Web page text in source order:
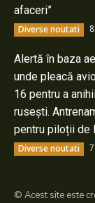
afaceri”
Diverse noutati
Alertă în baza
unde pleacă
16 pentru a
rusești.
pentru piloții de
Diverse noutati
© Acest site este